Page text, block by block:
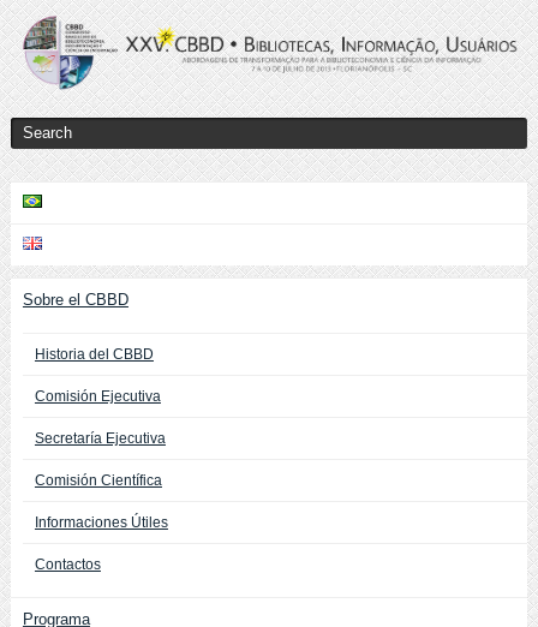
Sobre el CBBD
Historia del CBBD
Comisión Ejecutiva
Secretaría Ejecutiva
Comisión Científica
Informaciones Útiles
Contactos
Programa